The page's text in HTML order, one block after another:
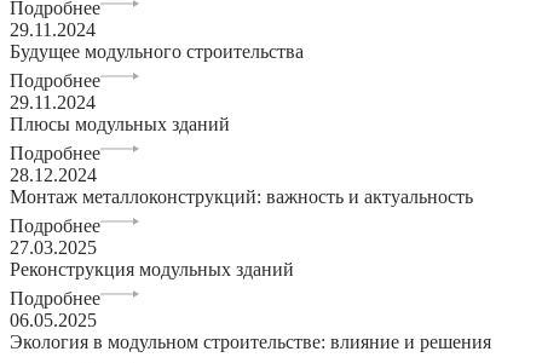
Подробнее
29.11.2024
Будущее модульного строительства
Подробнее
29.11.2024
Плюсы модульных зданий
Подробнее
28.12.2024
Монтаж металлоконструкций: важность и актуальность
Подробнее
27.03.2025
Реконструкция модульных зданий
Подробнее
06.05.2025
Экология в модульном строительстве: влияние и решения